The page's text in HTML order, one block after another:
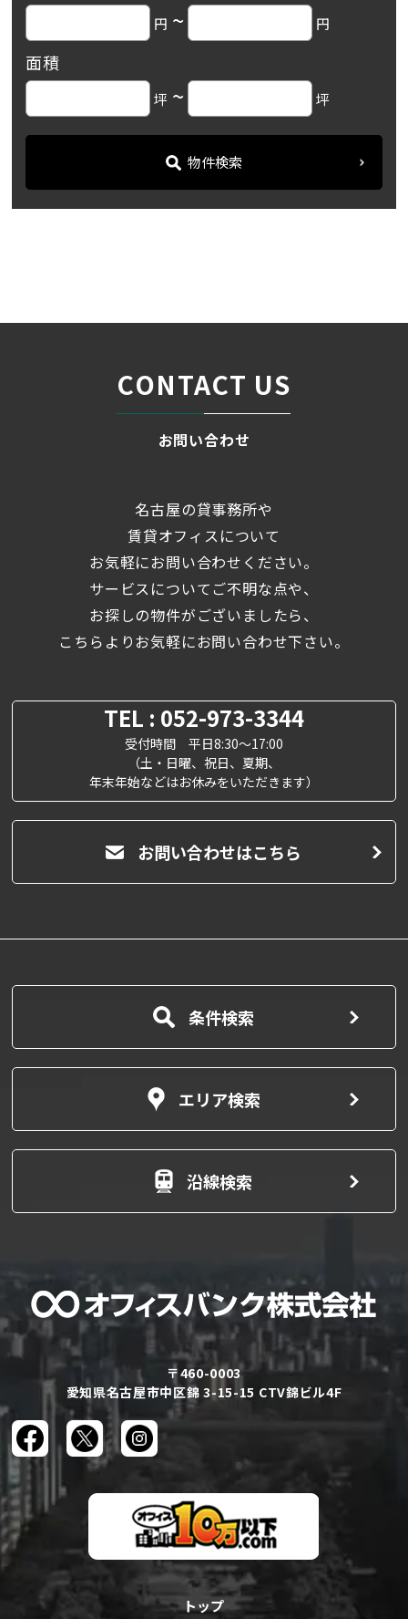
円 ~ 円
面積
坪 ~ 坪
物件検索
CONTACT US
お問い合わせ
名古屋の貸事務所や
賃貸オフィスについて
お気軽にお問い合わせください。
サービスについてご不明な点や、
お探しの物件がございましたら、
こちらよりお気軽にお問い合わせ下さい。
TEL : 052-973-3344
受付時間 平日8:30～17:00
（土・日曜、祝日、夏期、
年末年始などはお休みをいただきます）
お問い合わせはこちら
条件検索
エリア検索
沿線検索
〒460-0003
愛知県名古屋市中区錦 3-15-15 CTV錦ビル4F
トップ